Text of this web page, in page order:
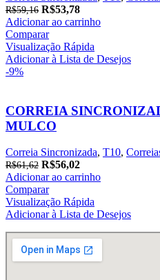
R$59,16 O
preço
original
era:
R$59,16.
R$53,78O
preço
é:
R$53,78.
Adicionar ao carrinho
Comparar
Visualização Rápida
Adicionar à Lista de Desejos
-9%
CORREIA
MULCO
Correia Sincronizada, T10,
R$61,62 O
preço
original
era:
R$61,62.
R$56,02
preço
é:
R$56,02.
Adicionar ao carrinho
Comparar
Visualização Rápida
Adicionar à Lista de Desejos